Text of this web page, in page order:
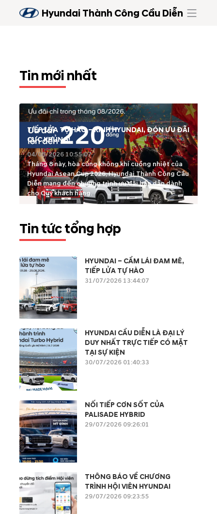
Hyundai Thành Công Cầu Diễn
Tin mới nhất
TIẾP LỬA TỰ HÀO – RINH HYUNDAI, ĐÓN ƯU ĐÃI
CỰC KHỦNG!
04/08/2026 10:55:07
Tháng 8 này, hòa cùng không khí cuồng nhiệt của
Hyundai Asean Cup 2026, Hyundai Thành Công Cầu
Diễn mang đến chương trình ưu đãi hấp dẫn dành
cho Quý khách hàng.
Tin tức tổng hợp
HYUNDAI – CẦM LÁI ĐAM MÊ,
TIẾP LỬA TỰ HÀO
31/07/2026 13:44:07
HYUNDAI CẦU DIỄN LÀ ĐẠI LÝ
DUY NHẤT TRỰC TIẾP CÓ MẶT
TẠI SỰ KIỆN
30/07/2026 01:40:33
NỐI TIẾP CƠN SỐT CỦA
PALISADE HYBRID
29/07/2026 09:26:01
THÔNG BÁO VỀ CHƯƠNG
TRÌNH HỘI VIÊN HYUNDAI
29/07/2026 09:23:55